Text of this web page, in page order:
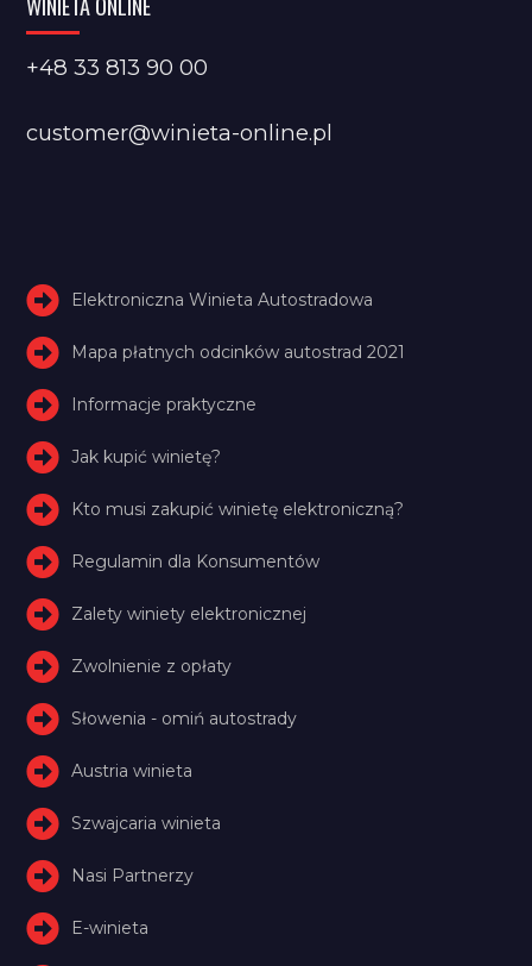
+48 33 813 90 00
customer@winieta-online.pl
Elektroniczna Winieta Autostradowa
Mapa płatnych odcinków autostrad 2021
Informacje praktyczne
Jak kupić winietę?
Kto musi zakupić winietę elektroniczną?
Regulamin dla Konsumentów
Zalety winiety elektronicznej
Zwolnienie z opłaty
Słowenia - omiń autostrady
Austria winieta
Szwajcaria winieta
Nasi Partnerzy
E-winieta